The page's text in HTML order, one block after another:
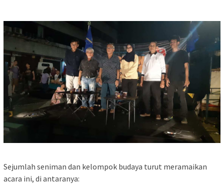
Sejumlah seniman dan kelompok budaya turut meramaikan
acara ini, di antaranya: